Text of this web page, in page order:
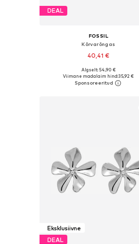
DEAL
FOSSIL
Kõrvarõngas
40,41 €
Saadaolevad suurused: One Size
Lisa ostukorvi
Algselt: 54,90 €
Viimane madalaim hind:35,92 €
Eksklusiivne
DEAL